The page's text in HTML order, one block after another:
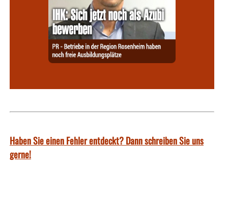
Haben Sie einen Fehler entdeckt? Dann schreiben Sie uns
gerne!